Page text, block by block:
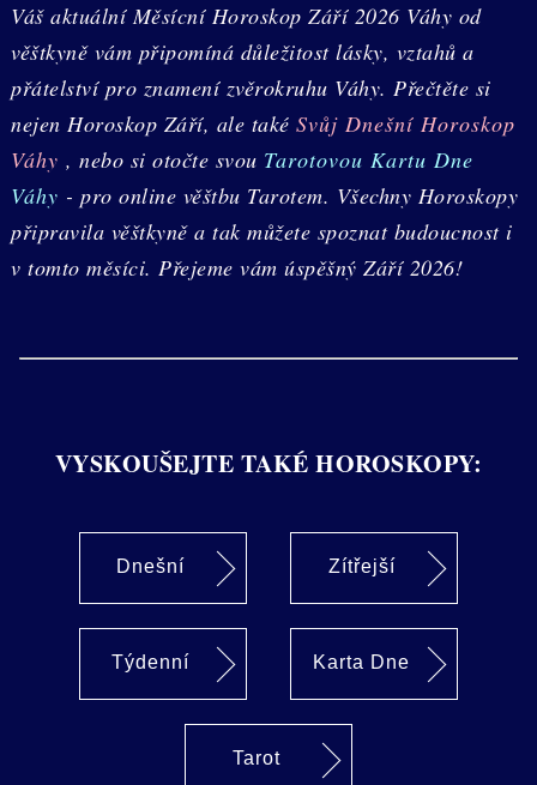
Váš aktuální Měsícní Horoskop Září 2026 Váhy od
věštkyně vám připomíná důležitost lásky, vztahů a
přátelství pro znamení zvěrokruhu Váhy. Přečtěte si
nejen Horoskop Září, ale také Svůj Dnešní Horoskop
Váhy , nebo si otočte svou Tarotovou Kartu Dne
Váhy - pro online věštbu Tarotem. Všechny Horoskopy
připravila věštkyně a tak můžete spoznat budoucnost i
v tomto měsíci. Přejeme vám úspěšný Září 2026!
VYSKOUŠEJTE TAKÉ HOROSKOPY:
Dnešní Zítřejší
Týdenní Karta Dne
Tarot